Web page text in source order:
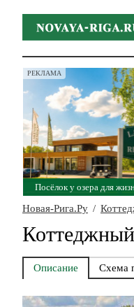
РЕКЛАМА
Посёлок у озера для
Новая-Рига.Ру /
Описание Схема